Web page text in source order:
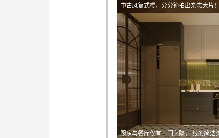
中古风复式楼，分分钟拍出杂志大片
厨房与餐厅仅有一门之隔， 线条简洁